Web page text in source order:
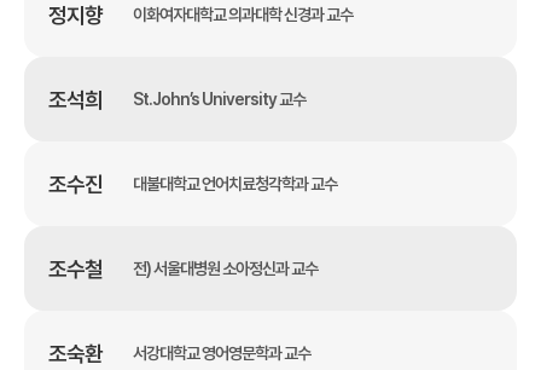
정지향 이화여자대학교 의과대학 신경과 교수
조석희 St.John’s University 교수
조수진 대불대학교 언어치료청각학과 교수
조수철 전) 서울대병원 소아정신과 교수
조숙환 서강대학교 영어영문학과 교수